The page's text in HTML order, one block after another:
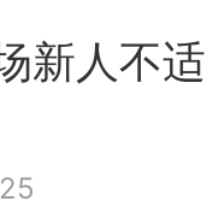
新人不